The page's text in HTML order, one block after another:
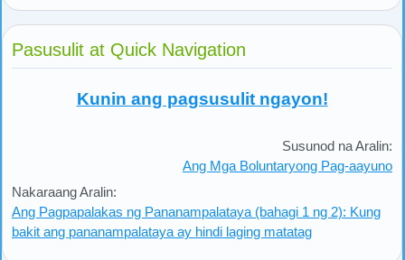
Pasusulit at Quick Navigation
Kunin ang pagsusulit ngayon!
Nakaraang Aralin:
Ang Pagpapalakas ng Pananampalataya (bahagi 1 ng 2): Kung
bakit ang pananampalataya ay hindi laging matatag
Susunod na Aralin:
Ang Mga Boluntaryong Pag-aayuno